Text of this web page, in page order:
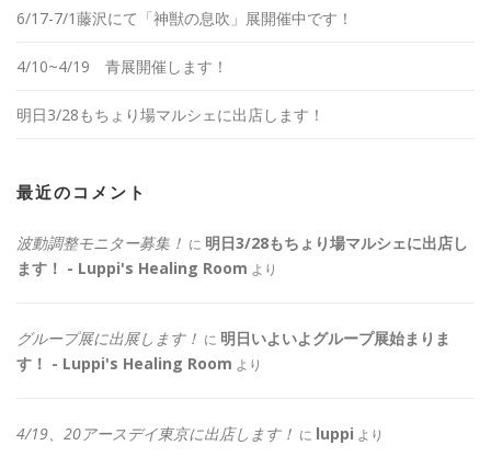
6/17-7/1藤沢にて「神獣の息吹」展開催中です！
4/10~4/19 青展開催します！
明日3/28もちょり場マルシェに出店します！
最近のコメント
波動調整モニター募集！ に 明日3/28もちょり場マルシェに出店し
ます！ - Luppi's Healing Room より
グループ展に出展します！ に 明日いよいよグループ展始まりま
す！ - Luppi's Healing Room より
4/19、20アースデイ東京に出店します！ に luppi より